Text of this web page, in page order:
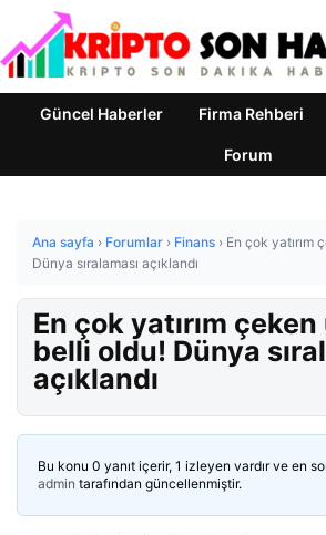
Güncel Haberler Firma Rehberi
Forum
Ana sayfa › Forumlar › Finans › En çok yatırım
Dünya sıralaması açıklandı
En çok yatırım
belli oldu! Dünya
açıklandı
Bu konu 0 yanıt içerir, 1 izleyen vardır ve en
admin tarafından güncellenmiştir.